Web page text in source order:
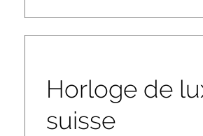
Horloge de
suisse